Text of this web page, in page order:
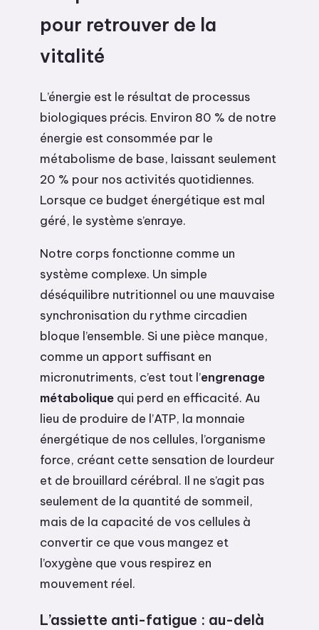
pour retrouver de la
vitalité
L’énergie est le résultat de processus
biologiques précis. Environ 80 % de notre
énergie est consommée par le
métabolisme de base, laissant seulement
20 % pour nos activités quotidiennes.
Lorsque ce budget énergétique est mal
géré, le système s’enraye.
Notre corps fonctionne comme un
système complexe. Un simple
déséquilibre nutritionnel ou une mauvaise
synchronisation du rythme circadien
bloque l’ensemble. Si une pièce manque,
comme un apport suffisant en
micronutriments, c’est tout l’engrenage
métabolique qui perd en efficacité. Au
lieu de produire de l’ATP, la monnaie
énergétique de nos cellules, l’organisme
force, créant cette sensation de lourdeur
et de brouillard cérébral. Il ne s’agit pas
seulement de la quantité de sommeil,
mais de la capacité de vos cellules à
convertir ce que vous mangez et
l’oxygène que vous respirez en
mouvement réel.
L’assiette anti-fatigue : au-delà